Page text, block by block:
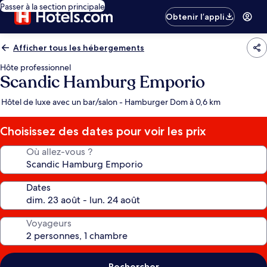
Passer à la section principale
Obtenir l’appli
Afficher tous les hébergements
Hôte professionnel
Scandic Hamburg Emporio
Hôtel de luxe avec un bar/salon - Hamburger Dom à 0,6 km
Choisissez des dates pour voir les prix
Où allez-vous ?
Dates
Voyageurs